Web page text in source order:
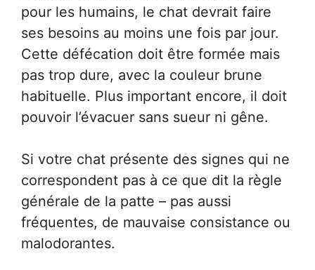
pour les humains, le chat devrait faire
ses besoins au moins une fois par jour.
Cette défécation doit être formée mais
pas trop dure, avec la couleur brune
habituelle. Plus important encore, il doit
pouvoir l’évacuer sans sueur ni gêne.
Si votre chat présente des signes qui ne
correspondent pas à ce que dit la règle
générale de la patte – pas aussi
fréquentes, de mauvaise consistance ou
malodorantes.